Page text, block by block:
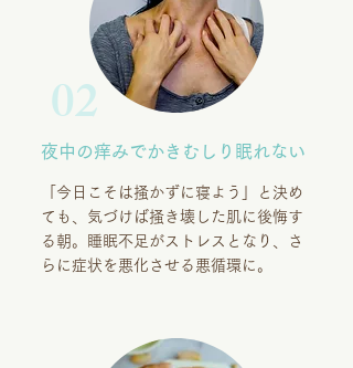
02
夜中の痒みでかきむしり眠れない
「今日こそは掻かずに寝よう」と決め
ても、気づけば掻き壊した肌に後悔す
る朝。睡眠不足がストレスとなり、さ
らに症状を悪化させる悪循環に。